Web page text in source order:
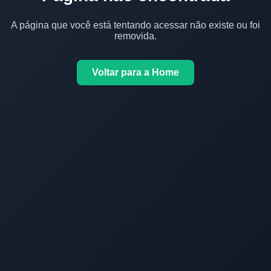
A página que você está tentando acessar não existe ou foi
removida.
Voltar para a Home